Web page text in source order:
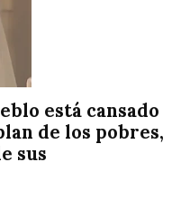
está cansado
de los pobres,
sus